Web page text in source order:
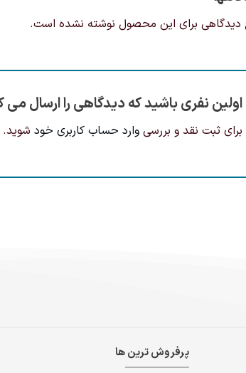
برای این محصول نوشته نشده است.
اولین نفری باشید که دیدگاهی را ارسال
برای ثبت نقد و بررسیوارد حساب کاربری خود شوید.
پرفروش ترین ها